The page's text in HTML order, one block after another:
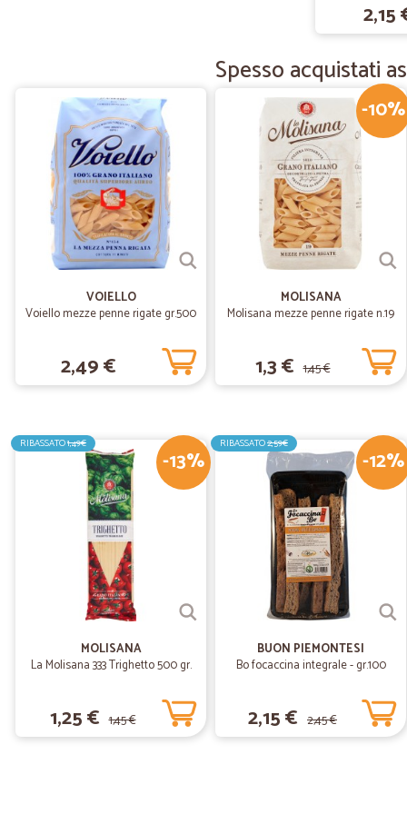
2,15
Spesso acquistati
VOIELLO
Voiello mezze penne rigate gr.500
2,49 €
-10%
MOLISANA
Molisana mezze penne rigate n.19
1,3 € 1,45 €
-13%
RIBASSATO1,49€
MOLISANA
La Molisana 333 Trighetto 500 gr.
1,25 € 1,45 €
-12%
RIBASSATO2,59€
BUON PIEMONTESI
Bo focaccina integrale - gr.100
2,15 € 2,45 €